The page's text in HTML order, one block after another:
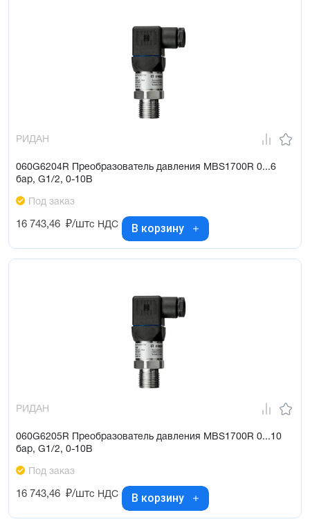
РИДАН
060G6204R Преобразователь давления MBS1700R 0...6
бар, G1/2, 0-10В
Под заказ
16 743,46 ₽/штс НДС В корзину
РИДАН
060G6205R Преобразователь давления MBS1700R 0...10
бар, G1/2, 0-10В
Под заказ
16 743,46 ₽/штс НДС В корзину